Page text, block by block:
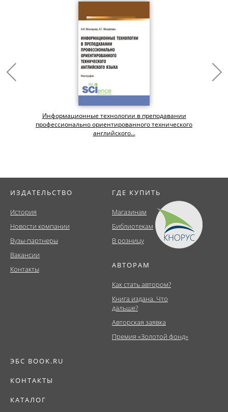
Информационные технологии в преподавании
профессионально ориентированного технического
английского...
ИЗДАТЕЛЬСТВО
История
Новости компании
Вузы-партнеры
Вакансии
Контакты
ГДЕ КУПИТЬ
Магазинам
Библиотекам
В розницу
АВТОРАМ
Как стать автором?
Книга издана. Что
дальше?
Авторская заявка
Премия «Золотой фонд»
ЭБС BOOK.RU
КОНТАКТЫ
КАТАЛОГ